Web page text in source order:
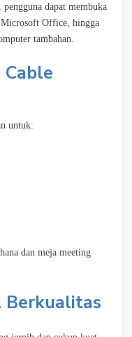
dapat membuka
Microsoft Office, hingga
tambahan.
Cable
untuk:
dan meja meeting
Berkualitas